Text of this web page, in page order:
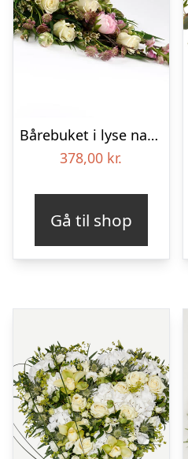
Bårebuket i lyse naturfarver – Blomster til begravelse
378,00 kr.
Gå til shop